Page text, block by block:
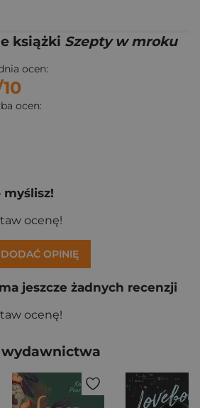
książki Szepty w mroku
ocen:
ocen:
myślisz!
ocenę!
OPINIĘ
jeszcze żadnych recenzji
ocenę!
wydawnictwa